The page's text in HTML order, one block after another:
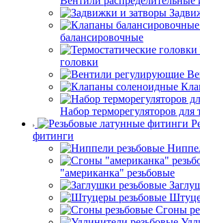
балансировочные
головки
Набор терморегуляторов для
фитинги
"американка" резьбовые
Сгоны